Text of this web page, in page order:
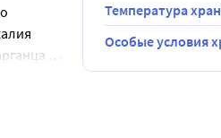
смеси.
Температура
Особые условия